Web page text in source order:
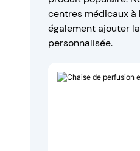
centres médicaux à
également ajouter
personnalisée.